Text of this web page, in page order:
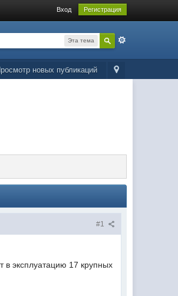
Вход Регистрация
Эта тема
новых публикаций
#1
в эксплуатацию 17 крупных